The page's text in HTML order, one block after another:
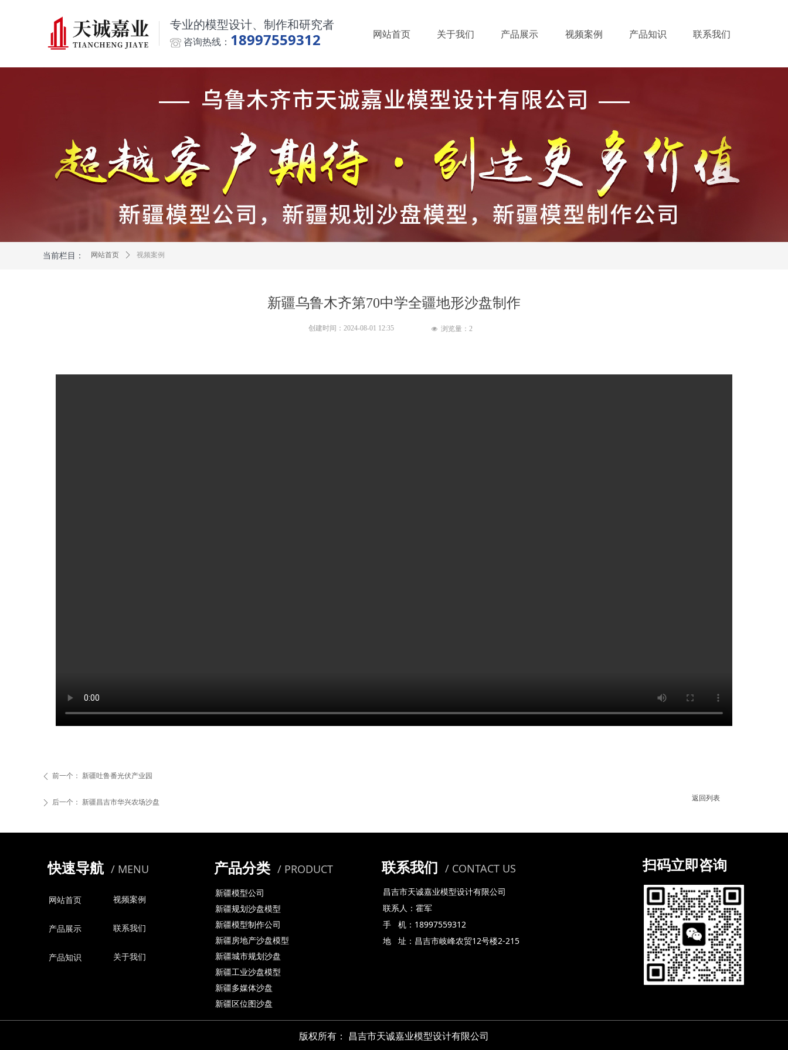
网站首页 关于我们 产品展示 视频案例 产品知识 联系我们
专业的模型设计、制作和研究者
咨询热线： 18997559312
新疆乌鲁木齐第70中学全疆地形沙盘制作
创建时间： 2024-08-01 12:35 넶 浏览量： 2
ꄴ 前一个： 新疆吐鲁番光伏产业园
ꄲ 后一个： 新疆昌吉市华兴农场沙盘 返回列表
当前栏目： 网站首页 ꄲ 视频案例
快速导航 / MENU
网站首页
产品展示
产品知识
视频案例
联系我们
关于我们
产品分类 / PRODUCT
新疆模型公司
新疆规划沙盘模型
新疆模型制作公司
新疆房地产沙盘模型
新疆城市规划沙盘
新疆工业沙盘模型
新疆多媒体沙盘
新疆区位图沙盘
联系我们 / CONTACT US
昌吉市天诚嘉业模型设计有限公司
联系人：霍军
手 机：18997559312
地 址：昌吉市岐峰农贸12号楼2-215
扫码立即咨询
版权所有： 昌吉市天诚嘉业模型设计有限公司